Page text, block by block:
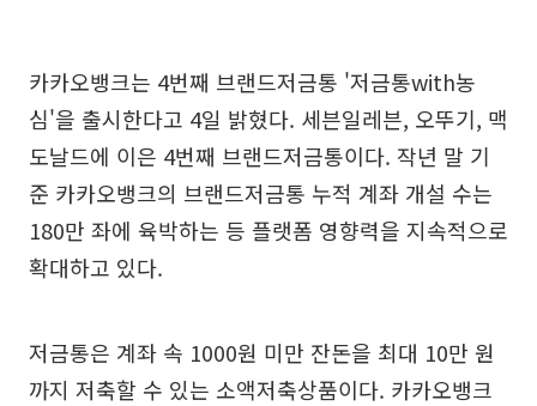
카카오뱅크는 4번째 브랜드저금통 '저금통with농
심'을 출시한다고 4일 밝혔다. 세븐일레븐, 오뚜기, 맥
도날드에 이은 4번째 브랜드저금통이다. 작년 말 기
준 카카오뱅크의 브랜드저금통 누적 계좌 개설 수는
180만 좌에 육박하는 등 플랫폼 영향력을 지속적으로
확대하고 있다.
저금통은 계좌 속 1000원 미만 잔돈을 최대 10만 원
까지 저축할 수 있는 소액저축상품이다. 카카오뱅크